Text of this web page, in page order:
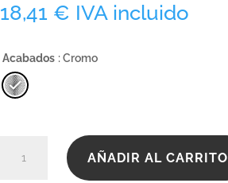
18,41 € IVA incluido
Acabados : Cromo
cantidad
AÑADIR AL CARRITO